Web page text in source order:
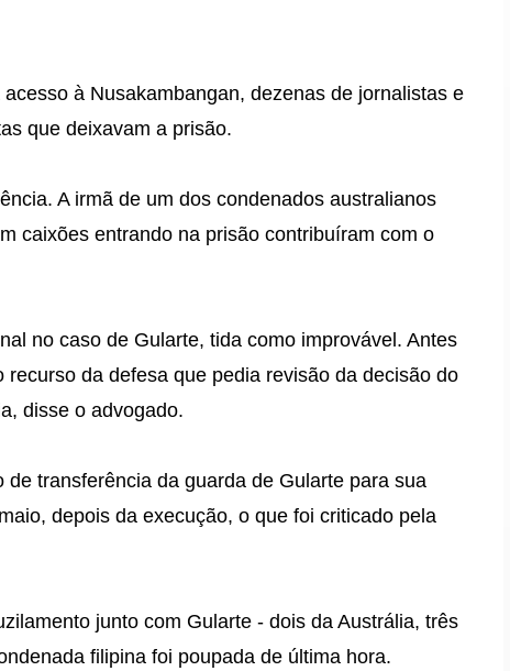
à Nusakambangan, dezenas de jornalistas e
que deixavam a prisão.
A irmã de um dos condenados australianos
caixões entrando na prisão contribuíram com o
no caso de Gularte, tida como improvável. Antes
da defesa que pedia revisão da decisão do
disse o advogado.
transferência da guarda de Gularte para sua
depois da execução, o que foi criticado pela
junto com Gularte - dois da Austrália, três
filipina foi poupada de última hora.